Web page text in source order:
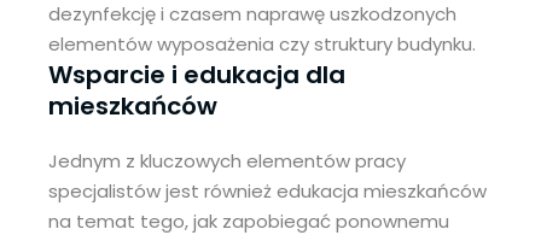
dezynfekcję i czasem naprawę uszkodzonych
elementów wyposażenia czy struktury budynku.
Wsparcie i edukacja dla
mieszkańców
Jednym z kluczowych elementów pracy
specjalistów jest również edukacja mieszkańców
na temat tego, jak zapobiegać ponownemu